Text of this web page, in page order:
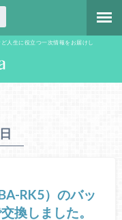
人生に役立つ一次情報をお届けし
RK5）のバッ
換しました。